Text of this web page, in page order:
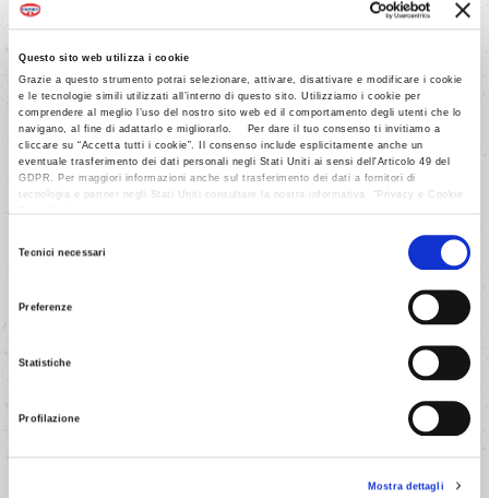
Questo sito web utilizza i cookie
Grazie a questo strumento potrai selezionare, attivare, disattivare e modificare i cookie
e le tecnologie simili utilizzati all’interno di questo sito. Utilizziamo i cookie per
comprendere al meglio l’uso del nostro sito web ed il comportamento degli utenti che lo
navigano, al fine di adattarlo e migliorarlo. Per dare il tuo consenso ti invitiamo a
cliccare su “Accetta tutti i cookie”. Il consenso include esplicitamente anche un
eventuale trasferimento dei dati personali negli Stati Uniti ai sensi dell'Articolo 49 del
GDPR. Per maggiori informazioni anche sul trasferimento dei dati a fornitori di
tecnologia e partner negli Stati Uniti consultare la nostra informativa “Privacy e Cookie
Tecnici necessari
Preferenze
Statistiche
Profilazione
Mostra dettagli
AVANTI